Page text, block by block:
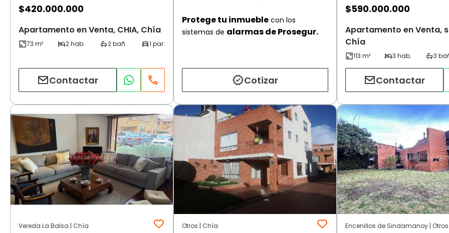
$420.000.000
Apartamento en Venta, CHIA, Chía
Contactar
Protege tu inmueble con los
sistemas de alarmas de Prosegur.
Cotizar
$590.000.000
Apartamento en Venta,
Chía
Contactar
Vereda La Balsa | Chía Otros | Chía Encenillos de Sindamanoy |